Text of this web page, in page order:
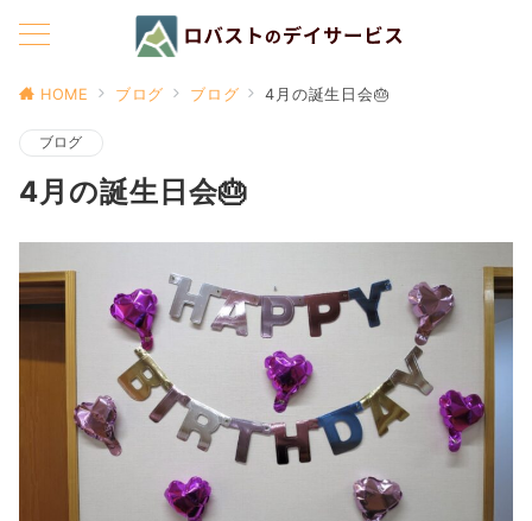
HOME ブログ ブログ 4月の誕生日会🎂
ブログ
4月の誕生日会🎂